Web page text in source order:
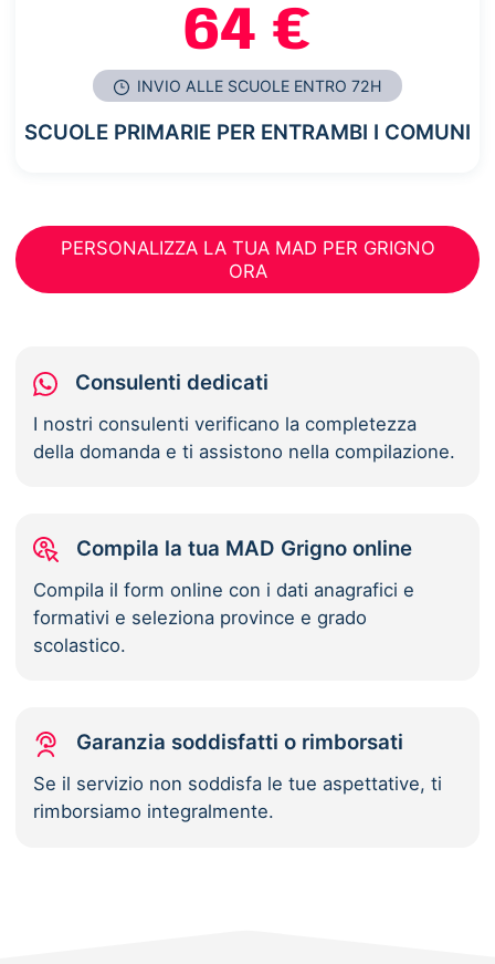
64 €
INVIO ALLE SCUOLE ENTRO 72H
SCUOLE PRIMARIE PER ENTRAMBI I COMUNI
PERSONALIZZA LA TUA MAD PER GRIGNO
ORA
Consulenti dedicati
I nostri consulenti verificano la completezza
della domanda e ti assistono nella compilazione.
Compila la tua MAD Grigno online
Compila il form online con i dati anagrafici e
formativi e seleziona province e grado
scolastico.
Garanzia soddisfatti o rimborsati
Se il servizio non soddisfa le tue aspettative, ti
rimborsiamo integralmente.